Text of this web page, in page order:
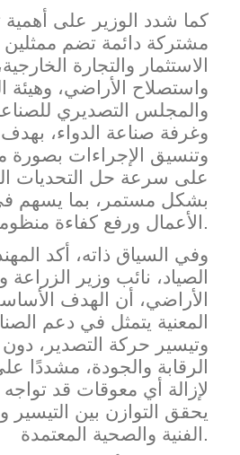
كما شدد الوزير على
مشتركة دائمة تضم
الاستثمار والتجارة
واستصلاح الأراضي، وهيئة
والمجلس التصديري
وغرفة صناعة الدواء،
وتنسيق الإجراءات بصورة
على سرعة حل التحديات
بشكل مستمر، بما يسهم
الأعما ل ورفع كفاءة منظومة التصدير.
وفي السياق ذاته، أكد
الصياد، نائب وزير
الأراضي، أن الهدف
المعنية يتمثل في دعم
وتيسير حركة التصدير، دون
الرقابة والجودة، مشددًا
لإزالة أي معوقات قد تواجه
يحقق التوازن بين التيسير
الفنية والصحية المعتمدة.